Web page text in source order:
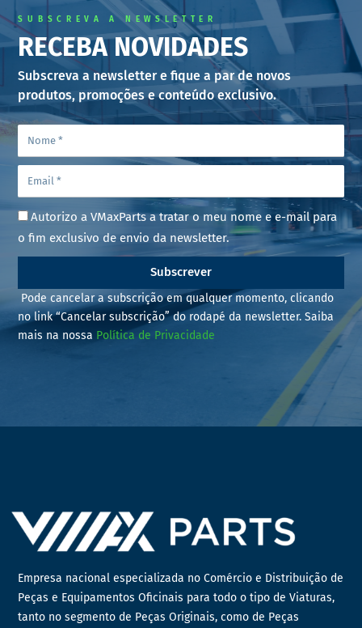
SUBSCREVA A NEWSLETTER
RECEBA NOVIDADES
Subscreva a newsletter e fique a par de novos
produtos, promoções e conteúdo exclusivo.
Autorizo a VMaxParts a tratar o meu nome e e-mail para
o fim exclusivo de envio da newsletter.
Subscrever
Pode cancelar a subscrição em qualquer momento, clicando
no link “Cancelar subscrição” do rodapé da newsletter. Saiba
mais na nossa Política de Privacidade
Empresa nacional especializada no Comércio e Distribuição de
Peças e Equipamentos Oficinais para todo o tipo de Viaturas,
tanto no segmento de Peças Originais, como de Peças